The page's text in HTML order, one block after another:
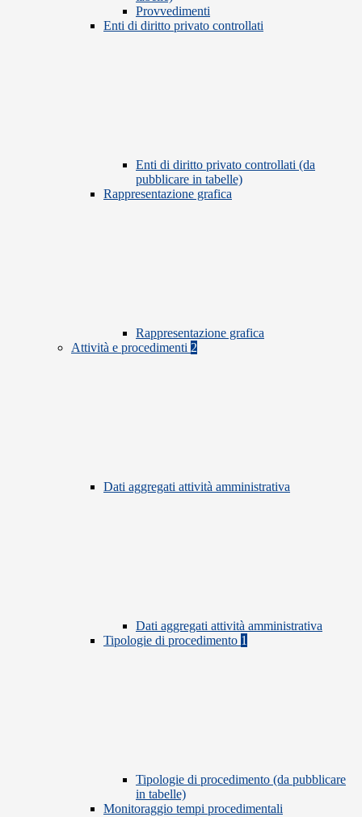
Provvedimenti
Enti di diritto privato controllati
Enti di diritto privato controllati (da
pubblicare in tabelle)
Rappresentazione grafica
Rappresentazione grafica
Attività e procedimenti 2
Dati aggregati attività amministrativa
Dati aggregati attività amministrativa
Tipologie di procedimento 1
Tipologie di procedimento (da pubblicare
in tabelle)
Monitoraggio tempi procedimentali